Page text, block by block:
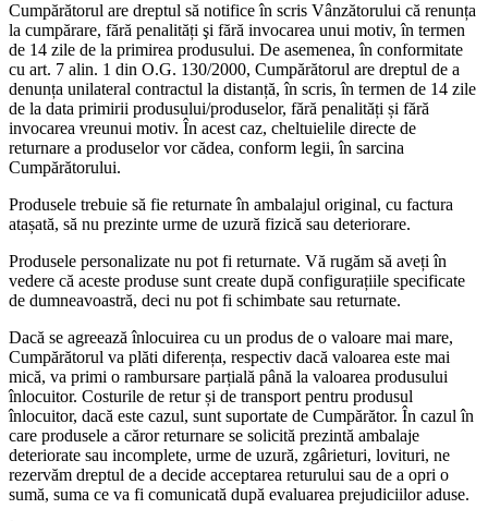
Cumpărătorul are dreptul să notifice în scris Vânzătorului că renunța
la cumpărare, fără penalități şi fără invocarea unui motiv, în termen
de 14 zile de la primirea produsului. De asemenea, în conformitate
cu art. 7 alin. 1 din O.G. 130/2000, Cumpărătorul are dreptul de a
denunța unilateral contractul la distanță, în scris, în termen de 14 zile
de la data primirii produsului/produselor, fără penalități și fără
invocarea vreunui motiv. În acest caz, cheltuielile directe de
returnare a produselor vor cădea, conform legii, în sarcina
Cumpărătorului.
Produsele trebuie să fie returnate în ambalajul original, cu factura
atașată, să nu prezinte urme de uzură fizică sau deteriorare.
Produsele personalizate nu pot fi returnate. Vă rugăm să aveți în
vedere că aceste produse sunt create după configurațiile specificate
de dumneavoastră, deci nu pot fi schimbate sau returnate.
Dacă se agreează înlocuirea cu un produs de o valoare mai mare,
Cumpărătorul va plăti diferența, respectiv dacă valoarea este mai
mică, va primi o rambursare parțială până la valoarea produsului
înlocuitor. Costurile de retur și de transport pentru produsul
înlocuitor, dacă este cazul, sunt suportate de Cumpărător. În cazul în
care produsele a căror returnare se solicită prezintă ambalaje
deteriorate sau incomplete, urme de uzură, zgârieturi, lovituri, ne
rezervăm dreptul de a decide acceptarea returului sau de a opri o
sumă, suma ce va fi comunicată după evaluarea prejudiciilor aduse.